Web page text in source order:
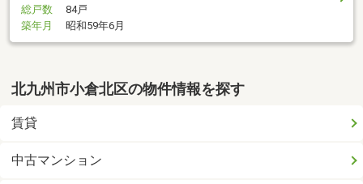
総戸数
84戸
築年月
昭和59年6月
北九州市小倉北区の物件情報を探す
賃貸
中古マンション